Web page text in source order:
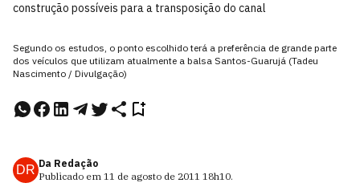
construção possíveis para a transposição do canal
Segundo os estudos, o ponto escolhido terá a preferência de grande parte
dos veículos que utilizam atualmente a balsa Santos-Guarujá (Tadeu
Nascimento / Divulgação)
DR Da Redação
Publicado em 11 de agosto de 2011 18h10.